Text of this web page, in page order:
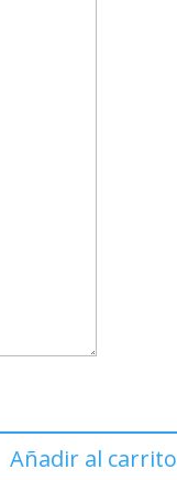
Añadir al carrito